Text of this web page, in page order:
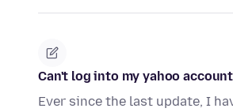
Can't log into my yahoo account
Ever since the last update, I